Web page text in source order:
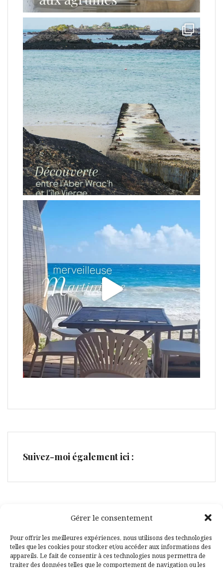
Gérer le consentement
Pour offrir les meilleures expériences, nous utilisons des technologies
telles que les cookies pour stocker et/ou accéder aux informations des
appareils. Le fait de consentir à ces technologies nous permettra de
traiter des données telles que le comportement de navigation ou les
Suivez-moi également ici :
Facebook
Pinterest